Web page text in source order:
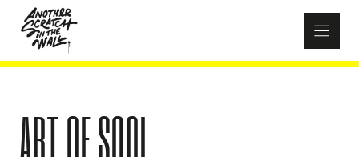
content
ART OF SOOL